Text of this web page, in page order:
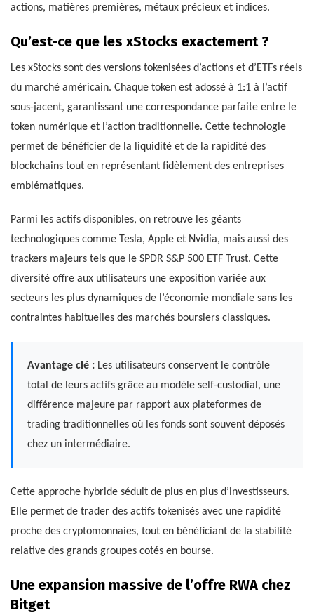
actions, matières premières, métaux précieux et indices.
Qu’est-ce que les xStocks exactement ?
Les xStocks sont des versions tokenisées d’actions et d’ETFs réels
du marché américain. Chaque token est adossé à 1:1 à l’actif
sous-jacent, garantissant une correspondance parfaite entre le
token numérique et l’action traditionnelle. Cette technologie
permet de bénéficier de la liquidité et de la rapidité des
blockchains tout en représentant fidèlement des entreprises
emblématiques.
Parmi les actifs disponibles, on retrouve les géants
technologiques comme Tesla, Apple et Nvidia, mais aussi des
trackers majeurs tels que le SPDR S&P 500 ETF Trust. Cette
diversité offre aux utilisateurs une exposition variée aux
secteurs les plus dynamiques de l’économie mondiale sans les
contraintes habituelles des marchés boursiers classiques.
Avantage clé : Les utilisateurs conservent le contrôle
total de leurs actifs grâce au modèle self-custodial, une
différence majeure par rapport aux plateformes de
trading traditionnelles où les fonds sont souvent déposés
chez un intermédiaire.
Cette approche hybride séduit de plus en plus d’investisseurs.
Elle permet de trader des actifs tokenisés avec une rapidité
proche des cryptomonnaies, tout en bénéficiant de la stabilité
relative des grands groupes cotés en bourse.
Une expansion massive de l’offre RWA chez
Bitget